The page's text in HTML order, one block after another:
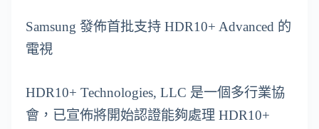
Samsung 發佈首批支持 HDR10+ Advanced 的
電視
HDR10+ Technologies, LLC 是一個多行業協
會，已宣佈將開始認證能夠處理 HDR10+